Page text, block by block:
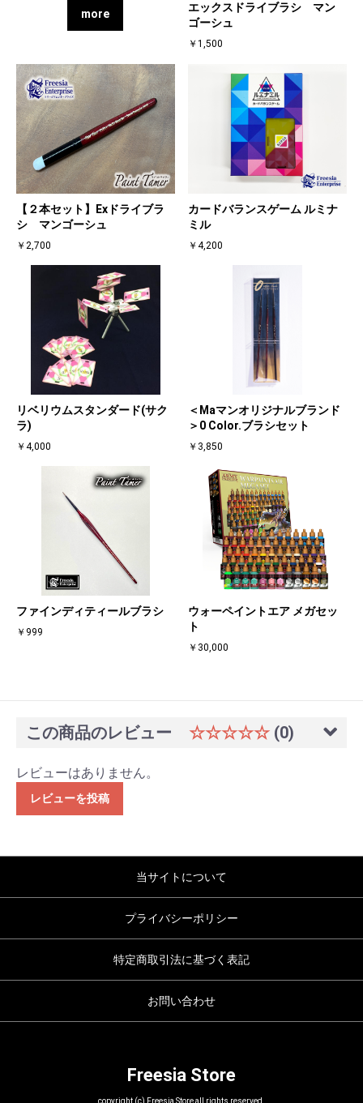
more
エックスドライブラシ マン
ゴーシュ
￥1,500
【２本セット】Exドライブラ
シ マンゴーシュ
￥2,700
カードバランスゲーム ルミナ
ミル
￥4,200
リベリウムスタンダード(サク
ラ)
￥4,000
＜Maマンオリジナルブランド
＞0 Color.ブラシセット
￥3,850
ファインディティールブラシ
￥999
ウォーペイントエア メガセッ
ト
￥30,000
この商品のレビュー ☆☆☆☆☆ (0)
レビューはありません。
レビューを投稿
当サイトについて
プライバシーポリシー
特定商取引法に基づく表記
お問い合わせ
Freesia Store
copyright (c) Freesia Store all rights reserved.